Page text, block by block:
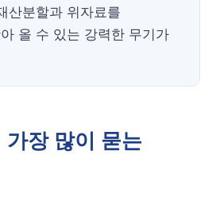
산분할과 위자료를
올 수 있는 강력한 무기가
가장 많이 묻는